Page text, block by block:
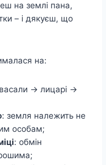
на землі пана,
– і дякуєш, що
на:
→ лицарі →
: земля належить не
особам;
: обмін